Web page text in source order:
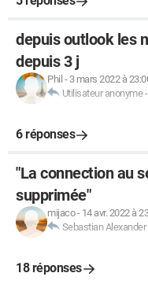
depuis outlook les
depuis 3 j
Phil - 3 mars 2022 à
Utilisateur anonyme-
6 réponses
"La connection au
supprimée"
mijaco- 14 avr. 2022 à
Sebastian
18 réponses